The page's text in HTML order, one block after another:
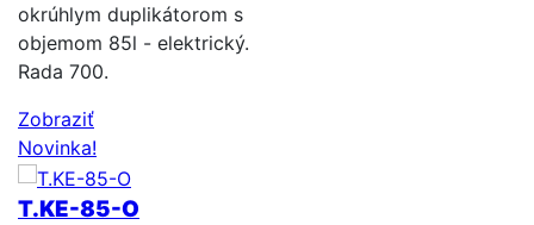
okrúhlym duplikátorom s
objemom 85l - elektrický.
Rada 700.
Zobraziť
Novinka!
T.KE-85-O